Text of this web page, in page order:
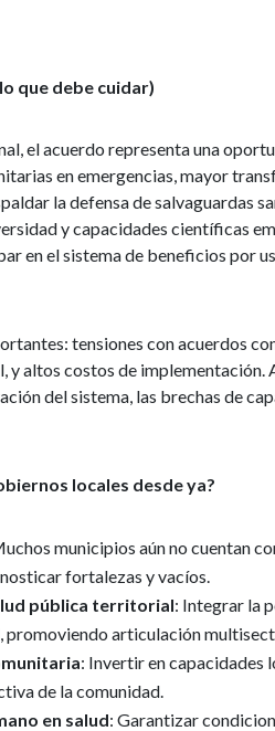
que debe cuidar)
el acuerdo representa una
en emergencias, mayor
la defensa de salvaguardas
y capacidades científicas
en el sistema de beneficios por
tensiones con acuerdos
y altos costos de implementación.
del sistema, las brechas de
locales desde ya?
municipios aún no cuentan
fortalezas y vacíos.
pública territorial: Integrar la
promoviendo articulación
: Invertir en capacidades
de la comunidad.
en salud: Garantizar